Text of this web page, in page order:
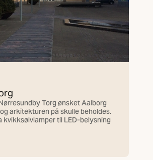
Torg ønsket Aalborg
arkitekturen på skulle beholdes.
kvikksølvlamper til LED-belysning